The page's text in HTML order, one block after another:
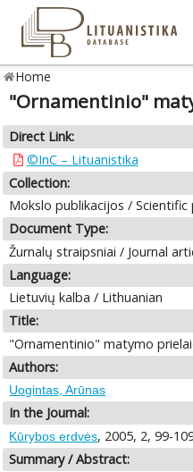
Home
"Ornamentinio"
Direct Link:
©InC – Lituanistika
Collection:
Mokslo publikacijos / Scientific
Document Type:
Žurnalų straipsniai / Journal
Language:
Lietuvių kalba / Lithuanian
Title:
"Ornamentinio" matymo
Authors:
Uogintas, Arūnas
In the Journal:
Kūrybos erdvės, 2005, 2, 99-
Summary / Abstract: